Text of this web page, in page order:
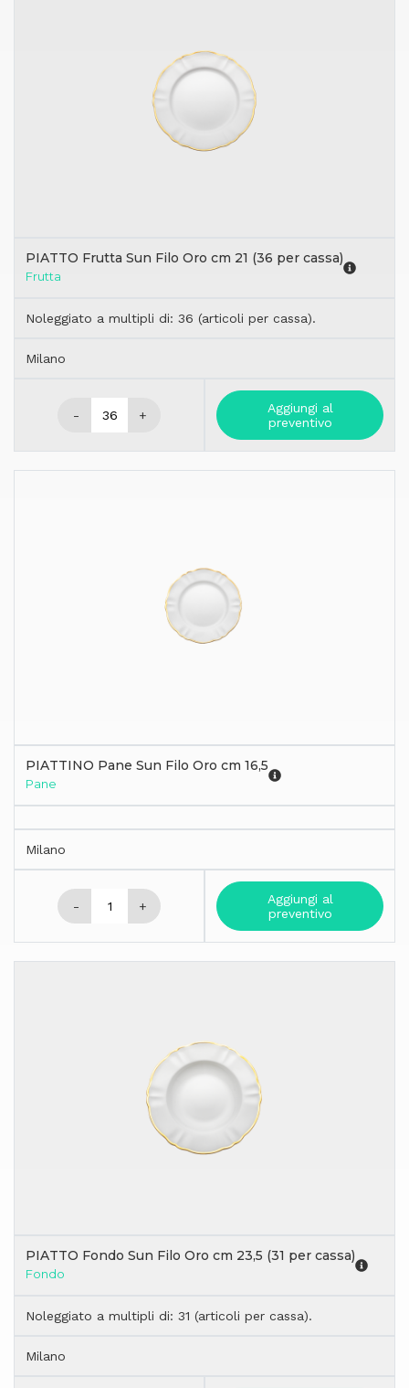
PIATTO Frutta Sun Filo Oro cm 21 (36 per cassa)
Frutta
Noleggiato a multipli di: 36 (articoli per cassa).
Milano
- +
Aggiungi al
preventivo
PIATTINO Pane Sun Filo Oro cm 16,5
Pane
Milano
- +
Aggiungi al
preventivo
PIATTO Fondo Sun Filo Oro cm 23,5 (31 per cassa)
Fondo
Noleggiato a multipli di: 31 (articoli per cassa).
Milano